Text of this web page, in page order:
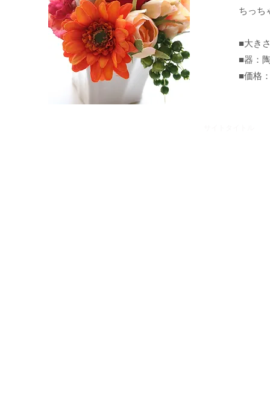
ちっち
■大き
■器：
​■価格